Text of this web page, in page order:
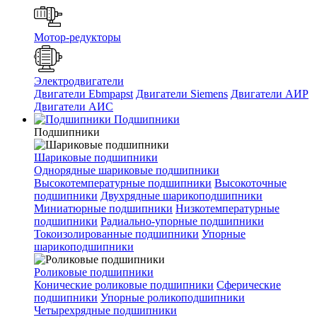
Мотор-редукторы
Электродвигатели
Двигатели Ebmpapst Двигатели Siemens Двигатели АИР
Двигатели АИС
Подшипники
Подшипники
Шариковые подшипники
Однорядные шариковые подшипники
Высокотемпературные подшипники Высокоточные
подшипники Двухрядные шарикоподшипники
Миниатюрные подшипники Низкотемпературные
подшипники Радиально-упорные подшипники
Токоизолированные подшипники Упорные
шарикоподшипники
Роликовые подшипники
Конические роликовые подшипники Сферические
подшипники Упорные роликоподшипники
Четырехрядные подшипники